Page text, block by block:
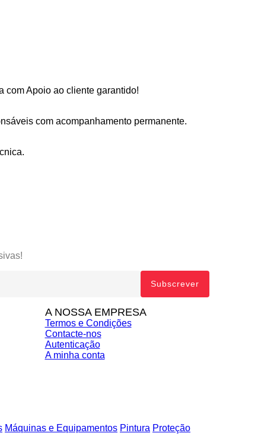
com Apoio ao cliente garantido!
com acompanhamento permanente.
A NOSSA EMPRESA
Termos e Condições
Contacte-nos
Autenticação
A minha conta
Máquinas e Equipamentos Pintura Proteção